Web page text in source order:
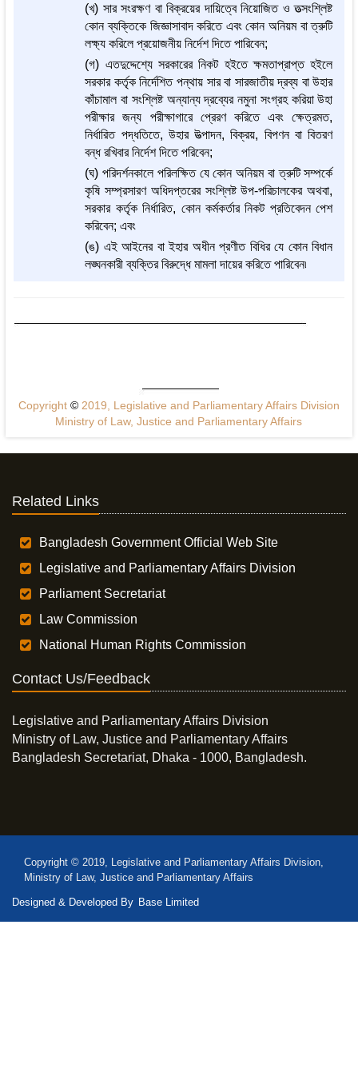
(খ) সার সংরক্ষণ বা বিক্রয়ের দায়িত্বে নিয়োজিত ও তত্সংশ্লিষ্ট
কোন ব্যক্তিকে জিজ্ঞাসাবাদ করিতে এবং কোন অনিয়ম বা ত্রুটি
লক্ষ্য করিলে প্রয়োজনীয় নির্দেশ দিতে পারিবেন;
(গ) এতদুদ্দেশ্যে সরকারের নিকট হইতে ক্ষমতাপ্রাপ্ত হইলে
সরকার কর্তৃক নির্দেশিত পন্থায় সার বা সারজাতীয় দ্রব্য বা উহার
কাঁচামাল বা সংশ্লিষ্ট অন্যান্য দ্রব্যের নমুনা সংগ্রহ করিয়া উহা
পরীক্ষার জন্য পরীক্ষাগারে প্রেরণ করিতে এবং ক্ষেত্রমত,
নির্ধারিত পদ্ধতিতে, উহার উত্পাদন, বিক্রয়, বিপণন বা বিতরণ
বন্ধ রখিবার নির্দেশ দিতে পরিবেন;
(ঘ) পরিদর্শনকালে পরিলক্ষিত যে কোন অনিয়ম বা ত্রুটি সম্পর্কে
কৃষি সম্প্রসারণ অধিদপ্তরের সংশ্লিষ্ট উপ-পরিচালকের অথবা,
সরকার কর্তৃক নির্ধারিত, কোন কর্মকর্তার নিকট প্রতিবেদন পেশ
করিবেন; এবং
(ঙ) এই আইনের বা ইহার অধীন প্রণীত বিধির যে কোন বিধান
লঙ্ঘনকারী ব্যক্তির বিরুদ্ধে মামলা দায়ের করিতে পারিবেন৷
Copyright ©2019, Legislative and Parliamentary Affairs Division
Ministry of Law, Justice and Parliamentary Affairs
Related Links
Bangladesh Government Official Web Site
Legislative and Parliamentary Affairs Division
Parliament Secretariat
Law Commission
National Human Rights Commission
Contact Us/Feedback
Legislative and Parliamentary Affairs Division
Ministry of Law, Justice and Parliamentary Affairs
Bangladesh Secretariat, Dhaka - 1000, Bangladesh.
Copyright © 2019, Legislative and Parliamentary Affairs Division,
Ministry of Law, Justice and Parliamentary Affairs
Designed & Developed By Base Limited